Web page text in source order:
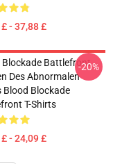
- 37,88 £
Blockade Battlefront
Des Abnormalen
Blood Blockade
T-Shirts
- 24,09 £
-20%